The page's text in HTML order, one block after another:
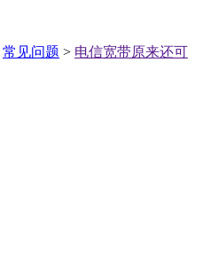
常见问题 > 电信宽带原来还可